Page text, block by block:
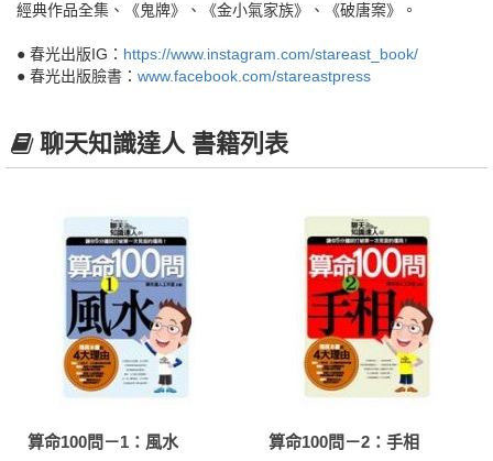
經典作品全集、《鬼牌》、《金小氣家族》、《破唐案》。
● 春光出版IG： https://www.instagram.com/stareast_book/
● 春光出版臉書： www.facebook.com/stareastpress
聊天知識達人 書籍列表
算命100問－1：風水 算命100問－2：手相